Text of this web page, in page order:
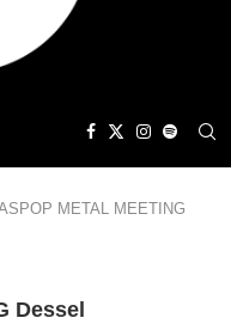
METAL MEETING
Dessel